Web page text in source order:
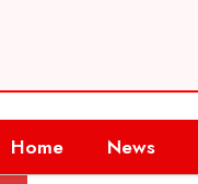
Home News